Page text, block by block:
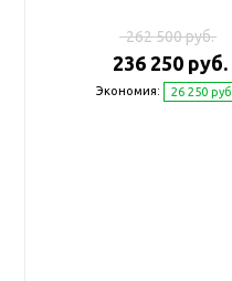
262 500 руб.
236 250 руб.
Экономия: 26 250 руб.